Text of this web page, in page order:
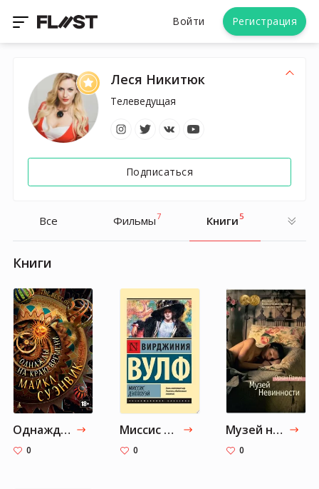
Войти Регистрация
Леся Никитюк
Телеведущая
Подписаться
Все Фильмы7 Книги5
Книги
Однажды на краю времени
0
Миссис Дэллоуэй
0
Музей невинности
0